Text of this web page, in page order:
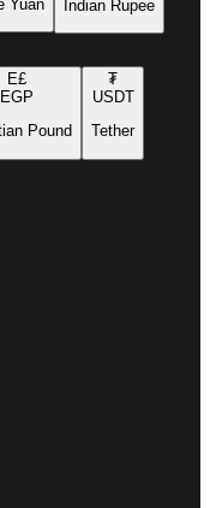
Yuan
Indian Rupee
E£
EGP
Pound
₮
USDT
Tether